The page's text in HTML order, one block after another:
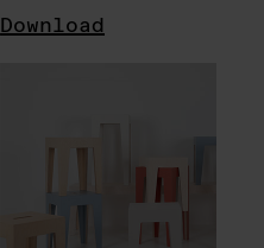
Download